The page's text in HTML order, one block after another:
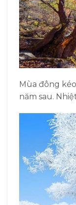
Mùa đông
năm sau.